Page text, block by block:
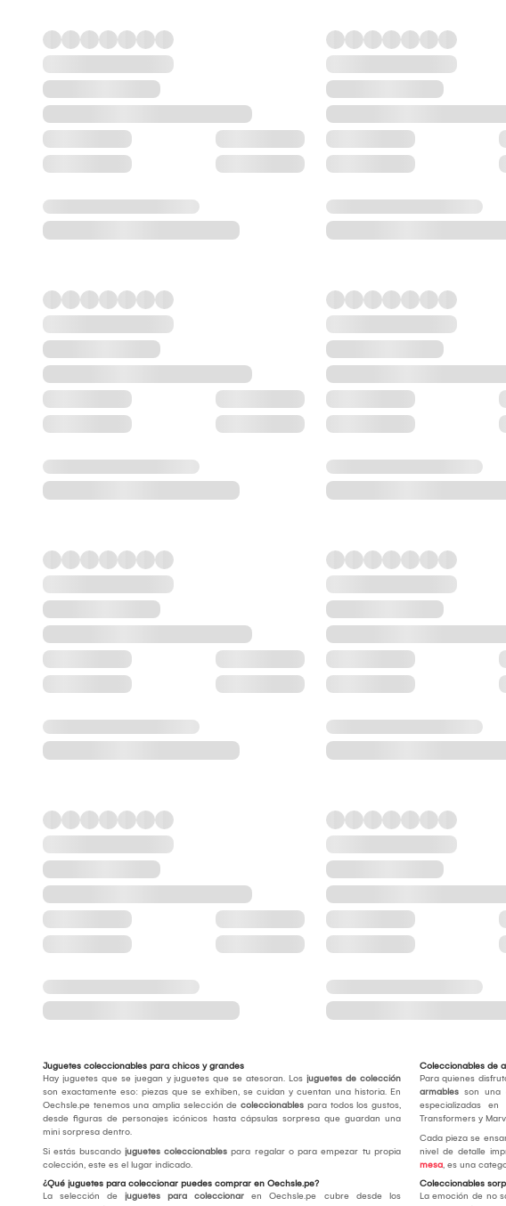
Juguetes coleccionables para chicos y grandes
Hay juguetes que se juegan y juguetes que se atesoran. Los juguetes de colección
son exactamente eso: piezas que se exhiben, se cuidan y cuentan una historia. En
Oechsle.pe tenemos una amplia selección de coleccionables para todos los gustos,
desde figuras de personajes icónicos hasta cápsulas sorpresa que guardan una
mini sorpresa dentro.
Si estás buscando juguetes coleccionables para regalar o para empezar tu propia
colección, este es el lugar indicado.
¿Qué juguetes para coleccionar puedes comprar en Oechsle.pe?
La selección de juguetes para coleccionar en Oechsle.pe cubre desde los
Coleccionables de
Para quienes
armablesson una
especializadas
Transformers y
Cada pieza se
nivel de detalle
mesa, es una
Coleccionables
La emoción de no